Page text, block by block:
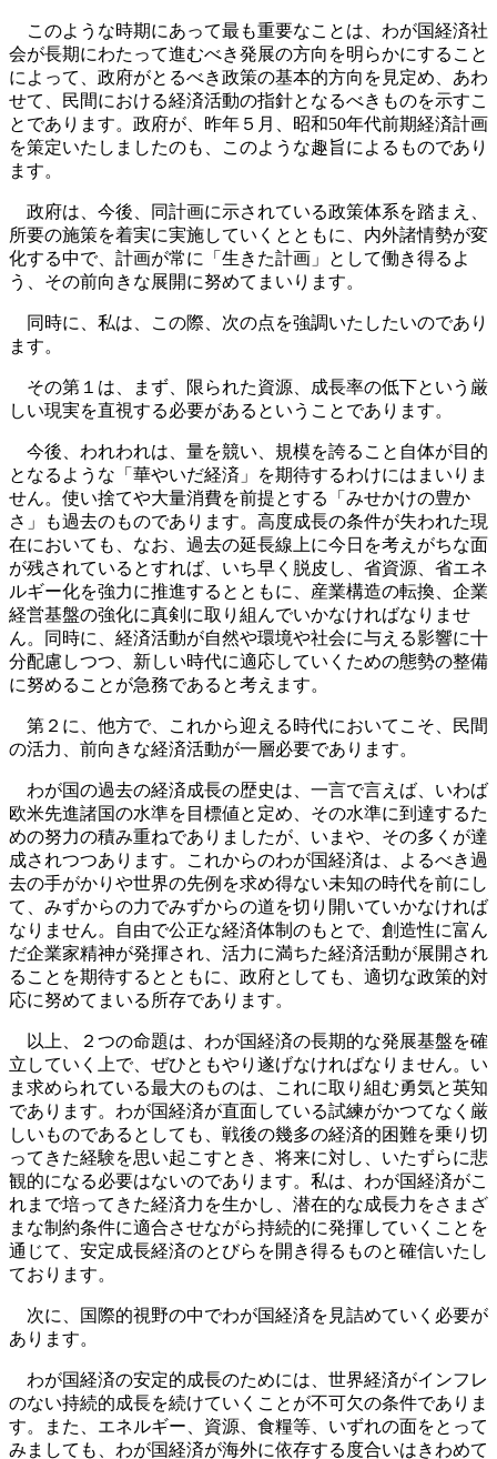
このような時期にあって最も重要なことは、わが国経済社
会が長期にわたって進むべき発展の方向を明らかにすること
によって、政府がとるべき政策の基本的方向を見定め、あわ
せて、民間における経済活動の指針となるべきものを示すこ
とであります。政府が、昨年５月、昭和50年代前期経済計画
を策定いたしましたのも、このような趣旨によるものであり
ます。
政府は、今後、同計画に示されている政策体系を踏まえ、
所要の施策を着実に実施していくとともに、内外諸情勢が変
化する中で、計画が常に「生きた計画」として働き得るよ
う、その前向きな展開に努めてまいります。
同時に、私は、この際、次の点を強調いたしたいのであり
ます。
その第１は、まず、限られた資源、成長率の低下という厳
しい現実を直視する必要があるということであります。
今後、われわれは、量を競い、規模を誇ること自体が目的
となるような「華やいだ経済」を期待するわけにはまいりま
せん。使い捨てや大量消費を前提とする「みせかけの豊か
さ」も過去のものであります。高度成長の条件が失われた現
在においても、なお、過去の延長線上に今日を考えがちな面
が残されているとすれば、いち早く脱皮し、省資源、省エネ
ルギー化を強力に推進するとともに、産業構造の転換、企業
経営基盤の強化に真剣に取り組んでいかなければなりませ
ん。同時に、経済活動が自然や環境や社会に与える影響に十
分配慮しつつ、新しい時代に適応していくための態勢の整備
に努めることが急務であると考えます。
第２に、他方で、これから迎える時代においてこそ、民間
の活力、前向きな経済活動が一層必要であります。
わが国の過去の経済成長の歴史は、一言で言えば、いわば
欧米先進諸国の水準を目標値と定め、その水準に到達するた
めの努力の積み重ねでありましたが、いまや、その多くが達
成されつつあります。これからのわが国経済は、よるべき過
去の手がかりや世界の先例を求め得ない未知の時代を前にし
て、みずからの力でみずからの道を切り開いていかなければ
なりません。自由で公正な経済体制のもとで、創造性に富ん
だ企業家精神が発揮され、活力に満ちた経済活動が展開され
ることを期待するとともに、政府としても、適切な政策的対
応に努めてまいる所存であります。
以上、２つの命題は、わが国経済の長期的な発展基盤を確
立していく上で、ぜひともやり遂げなければなりません。い
ま求められている最大のものは、これに取り組む勇気と英知
であります。わが国経済が直面している試練がかつてなく厳
しいものであるとしても、戦後の幾多の経済的困難を乗り切
ってきた経験を思い起こすとき、将来に対し、いたずらに悲
観的になる必要はないのであります。私は、わが国経済がこ
れまで培ってきた経済力を生かし、潜在的な成長力をさまざ
まな制約条件に適合させながら持続的に発揮していくことを
通じて、安定成長経済のとびらを開き得るものと確信いたし
ております。
次に、国際的視野の中でわが国経済を見詰めていく必要が
あります。
わが国経済の安定的成長のためには、世界経済がインフレ
のない持続的成長を続けていくことが不可欠の条件でありま
す。また、エネルギー、資源、食糧等、いずれの面をとって
みましても、わが国経済が海外に依存する度合いはきわめて